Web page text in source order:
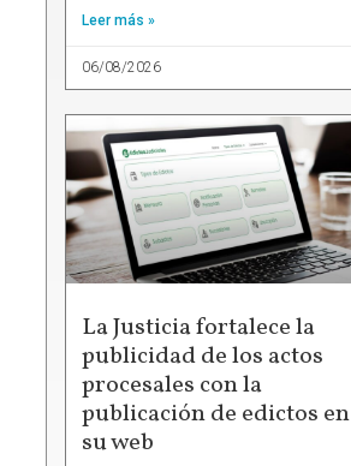
Leer más »
06/08/2026
La Justicia fortalece la
publicidad de los actos
procesales con la
publicación de edictos en
su web